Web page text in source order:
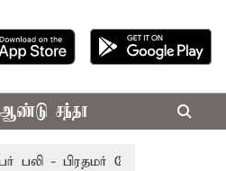
ஆண்டு சந்தா
- பிரதமர் மோடி இரங்கல்